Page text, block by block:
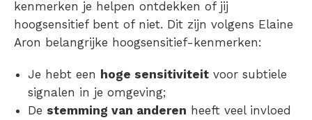
kenmerken je helpen ontdekken of jij
hoogsensitief bent of niet. Dit zijn volgens Elaine
Aron belangrijke hoogsensitief-kenmerken:
Je hebt een hoge sensitiviteit voor subtiele
signalen in je omgeving;
De stemming van anderen heeft veel invloed